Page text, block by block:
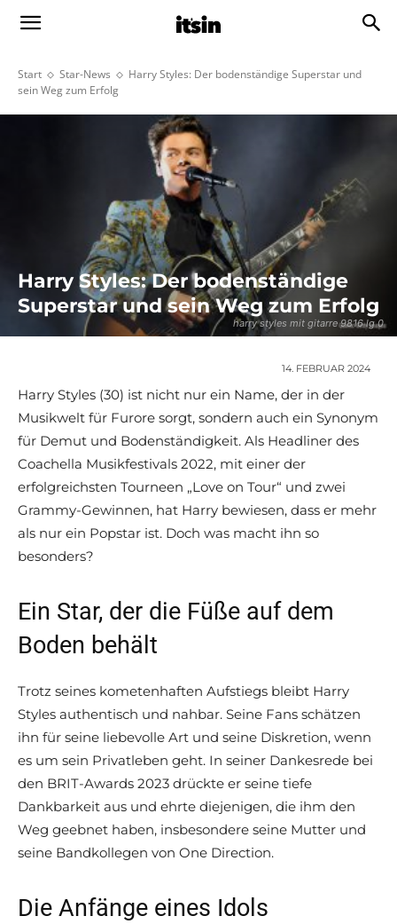
Start Star-News
Harry Styles: Der bodenständige Superstar und
sein Weg zum Erfolg
harry styles mit gitarre 9816 lg 0
Harry Styles: Der bodenständige
Superstar und sein Weg zum Erfolg
14. FEBRUAR 2024
Harry Styles (30) ist nicht nur ein Name, der in der
Musikwelt für Furore sorgt, sondern auch ein Synonym
für Demut und Bodenständigkeit. Als Headliner des
Coachella Musikfestivals 2022, mit einer der
erfolgreichsten Tourneen „Love on Tour“ und zwei
Grammy-Gewinnen, hat Harry bewiesen, dass er mehr
als nur ein Popstar ist. Doch was macht ihn so
besonders?
Ein Star, der die Füße auf dem
Boden behält
Trotz seines kometenhaften Aufstiegs bleibt Harry
Styles authentisch und nahbar. Seine Fans schätzen
ihn für seine liebevolle Art und seine Diskretion, wenn
es um sein Privatleben geht. In seiner Dankesrede bei
den BRIT-Awards 2023 drückte er seine tiefe
Dankbarkeit aus und ehrte diejenigen, die ihm den
Weg geebnet haben, insbesondere seine Mutter und
seine Bandkollegen von One Direction.
Die Anfänge eines Idols